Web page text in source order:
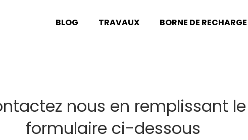
BLOG TRAVAUX BORNE DE RECHARGE
nous en remplissant le
formulaire ci-dessous